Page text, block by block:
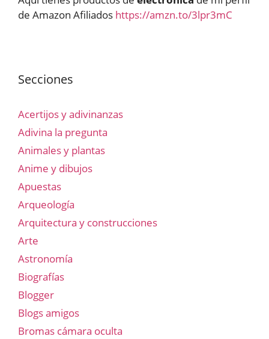
de Amazon Afiliados https://amzn.to/3lpr3mC
Secciones
Acertijos y adivinanzas
Adivina la pregunta
Animales y plantas
Anime y dibujos
Apuestas
Arqueología
Arquitectura y construcciones
Arte
Astronomía
Biografías
Blogger
Blogs amigos
Bromas cámara oculta